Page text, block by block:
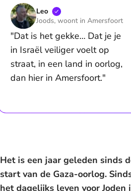
Leo
Joods, woont in Amersfoort
"Dat is het gekke… Dat je je
in Israël veiliger voelt op
straat, in een land in oorlog,
dan hier in Amersfoort."
Het is een jaar geleden sinds
start van de Gaza-oorlog.
het dagelijks leven voor